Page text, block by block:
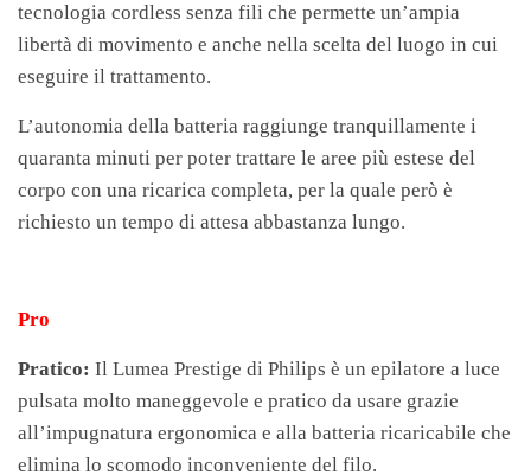
tecnologia cordless senza fili che permette un’ampia
libertà di movimento e anche nella scelta del luogo in cui
eseguire il trattamento.
L’autonomia della batteria raggiunge tranquillamente i
quaranta minuti per poter trattare le aree più estese del
corpo con una ricarica completa, per la quale però è
richiesto un tempo di attesa abbastanza lungo.
Pro
Pratico: Il Lumea Prestige di Philips è un epilatore a luce
pulsata molto maneggevole e pratico da usare grazie
all’impugnatura ergonomica e alla batteria ricaricabile che
elimina lo scomodo inconveniente del filo.